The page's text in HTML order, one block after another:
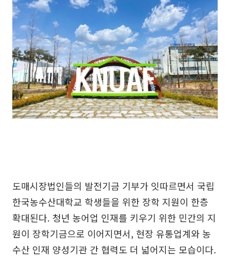
도매시장법인들의 발전기금 기부가 잇따르면서 국립
한국농수산대학교 학생들을 위한 장학 지원이 한층
확대된다. 청년 농어업 인재를 키우기 위한 민간의 지
원이 장학기금으로 이어지면서, 현장 유통업계와 농
수산 인재 양성기관 간 협력도 더 넓어지는 모습이다.